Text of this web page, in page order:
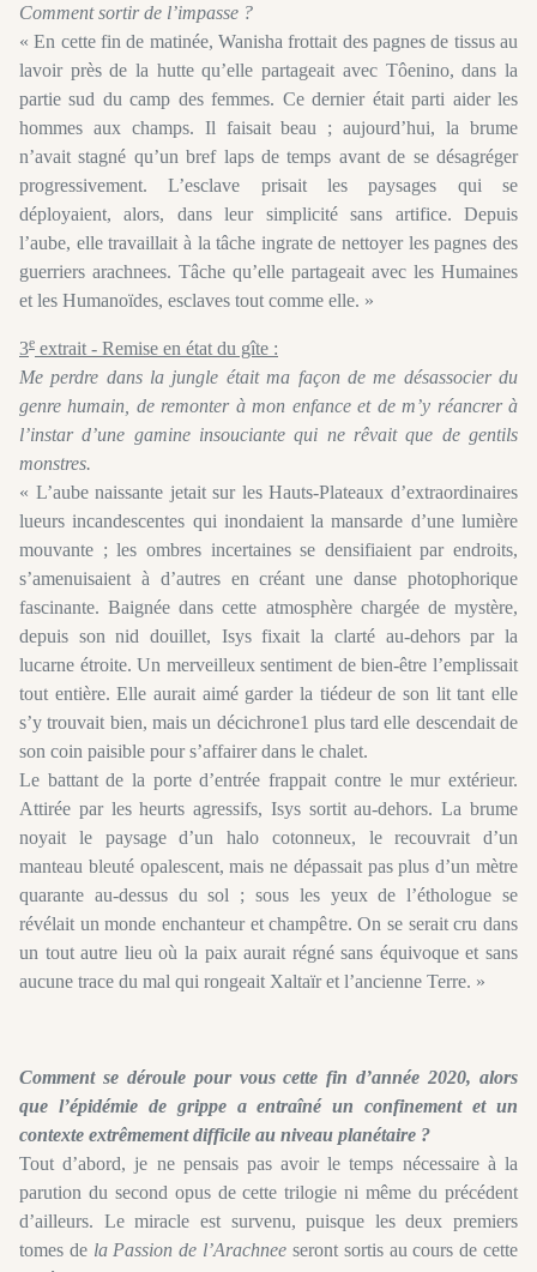
Comment sortir de l’impasse ?
« En cette fin de matinée, Wanisha frottait des pagnes de tissus au
lavoir près de la hutte qu’elle partageait avec Tôenino, dans la
partie sud du camp des femmes. Ce dernier était parti aider les
hommes aux champs. Il faisait beau ; aujourd’hui, la brume
n’avait stagné qu’un bref laps de temps avant de se désagréger
progressivement. L’esclave prisait les paysages qui se
déployaient, alors, dans leur simplicité sans artifice. Depuis
l’aube, elle travaillait à la tâche ingrate de nettoyer les pagnes des
guerriers arachnees. Tâche qu’elle partageait avec les Humaines
et les Humanoïdes, esclaves tout comme elle. »
3e extrait - Remise en état du gîte :
Me perdre dans la jungle était ma façon de me désassocier du
genre humain, de remonter à mon enfance et de m’y réancrer à
l’instar d’une gamine insouciante qui ne rêvait que de gentils
monstres.
« L’aube naissante jetait sur les Hauts-Plateaux d’extraordinaires
lueurs incandescentes qui inondaient la mansarde d’une lumière
mouvante ; les ombres incertaines se densifiaient par endroits,
s’amenuisaient à d’autres en créant une danse photophorique
fascinante. Baignée dans cette atmosphère chargée de mystère,
depuis son nid douillet, Isys fixait la clarté au-dehors par la
lucarne étroite. Un merveilleux sentiment de bien-être l’emplissait
tout entière. Elle aurait aimé garder la tiédeur de son lit tant elle
s’y trouvait bien, mais un décichrone1 plus tard elle descendait de
son coin paisible pour s’affairer dans le chalet.
Le battant de la porte d’entrée frappait contre le mur extérieur.
Attirée par les heurts agressifs, Isys sortit au-dehors. La brume
noyait le paysage d’un halo cotonneux, le recouvrait d’un
manteau bleuté opalescent, mais ne dépassait pas plus d’un mètre
quarante au-dessus du sol ; sous les yeux de l’éthologue se
révélait un monde enchanteur et champêtre. On se serait cru dans
un tout autre lieu où la paix aurait régné sans équivoque et sans
aucune trace du mal qui rongeait Xaltaïr et l’ancienne Terre. »
Comment se déroule pour vous cette fin d’année 2020, alors
que l’épidémie de grippe a entraîné un confinement et un
contexte extrêmement difficile au niveau planétaire ?
Tout d’abord, je ne pensais pas avoir le temps nécessaire à la
parution du second opus de cette trilogie ni même du précédent
d’ailleurs. Le miracle est survenu, puisque les deux premiers
tomes de la Passion de l’Arachnee seront sortis au cours de cette